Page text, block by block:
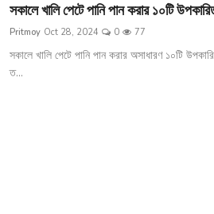
সকালে খালি পেটে পানি পান করার ১০টি
Pritmoy Oct 28, 2024 0 77
সকালে খালি পেটে পানি পান করার অসাধারণ ১০টি
ত...